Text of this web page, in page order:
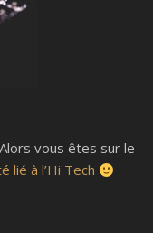
vous êtes sur le
lié à l’Hi Tech